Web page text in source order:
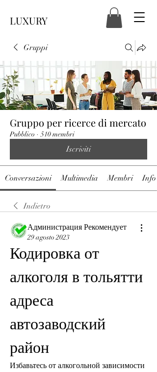
LUXURY
Gruppi
Gruppo per ricerce di mercato
Pubblico · 510 membri
Iscriviti
Conversazioni Multimedia Membri Info
Indietro
Администрация Рекомендует
29 agosto 2023
Кодировка от
алкоголя в тольятти
адреса
автозаводский
район
Избавьтесь от алкогольной зависимости